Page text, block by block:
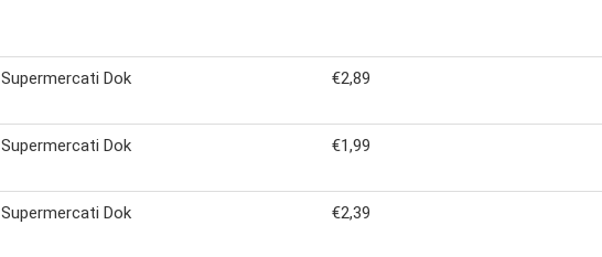
Supermercati Dok €2,89
Supermercati Dok €1,99
Supermercati Dok €2,39